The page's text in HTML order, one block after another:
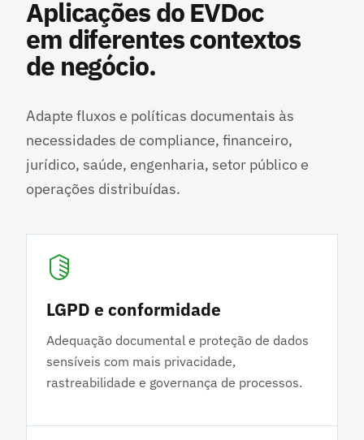
Aplicações do EVDoc
em diferentes contextos
de negócio.
Adapte fluxos e políticas documentais às
necessidades de compliance, financeiro,
jurídico, saúde, engenharia, setor público e
operações distribuídas.
LGPD e conformidade
Adequação documental e proteção de dados
sensíveis com mais privacidade,
rastreabilidade e governança de processos.